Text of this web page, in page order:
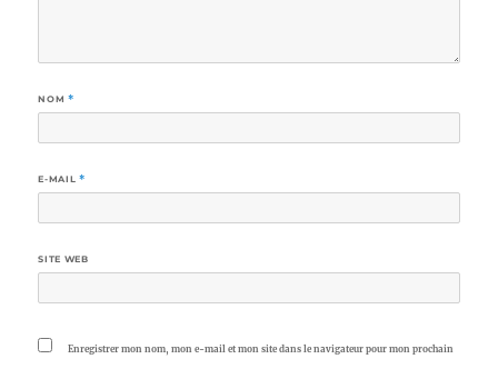
NOM *
E-MAIL *
SITE WEB
Enregistrer mon nom, mon e-mail et mon site dans le navigateur pour mon prochain